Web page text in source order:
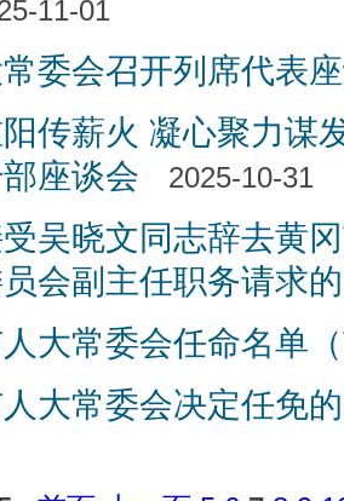
11-01
委会召开列席代表
传薪火 凝心聚力谋
座谈会
2025-10-31
吴晓文同志辞去黄
会副主任职务请求
大常委会任命名单
大常委会决定任免